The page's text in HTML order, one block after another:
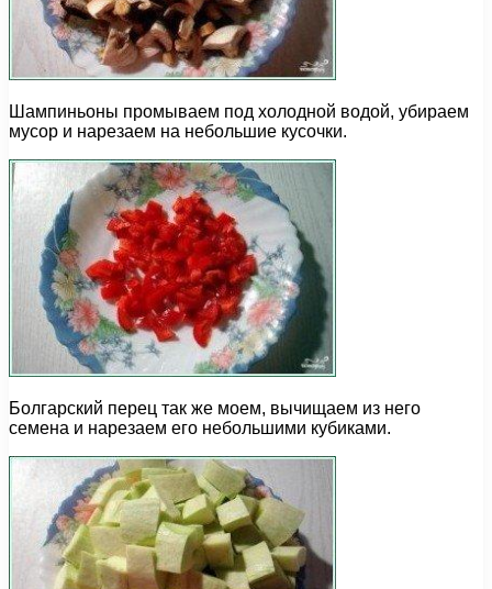
Шампиньоны промываем под холодной водой, убираем
мусор и нарезаем на небольшие кусочки.
Болгарский перец так же моем, вычищаем из него
семена и нарезаем его небольшими кубиками.